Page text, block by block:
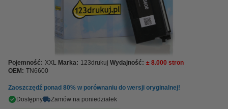
Pojemność: XXL Marka: 123drukuj Wydajność: ± 8.000 stron
OEM: TN6600
Zaoszczędź ponad 80% w porównaniu do wersji oryginalnej!
Dostępny
Zamów na poniedziałek